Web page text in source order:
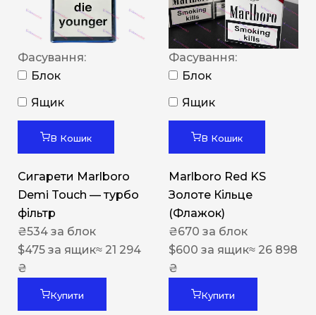
Фасування:
Блок
Ящик
В Кошик
Сигарети Marlboro
Demi Touch — турбо
фільтр
₴534 за блок
$475 за ящик≈ 21 294
₴
Купити
Фасування:
Блок
Ящик
В Кошик
Marlboro Red KS
Золоте Кільце
(Флажок)
₴670 за блок
$600 за ящик≈ 26 898
₴
Купити